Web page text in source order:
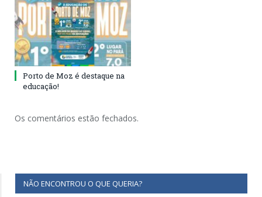
Porto de Moz é destaque na
educação!
Os comentários estão fechados.
NÃO ENCONTROU O QUE QUERIA?